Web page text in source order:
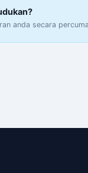
anda secara